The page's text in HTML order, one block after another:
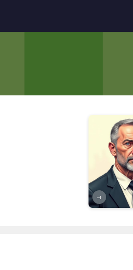
→